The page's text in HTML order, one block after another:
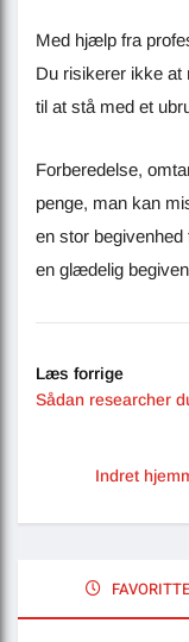
Med hjælp fra
Du risikerer ikke
til at stå med et
Forberedelse,
penge, man kan
en stor
en glædelig
Læs forrige
Sådan researcher
Indret